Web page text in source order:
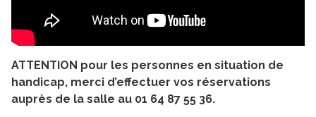
ATTENTION pour les personnes en situation de
handicap, merci d’effectuer vos réservations
auprès de la salle au 01 64 87 55 36.